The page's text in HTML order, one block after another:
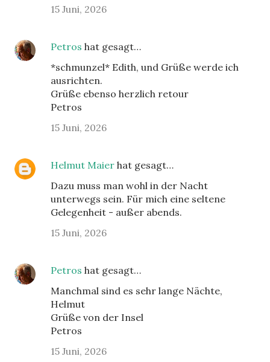
15 Juni, 2026
Petros hat gesagt…
*schmunzel* Edith, und Grüße werde ich
ausrichten.
Grüße ebenso herzlich retour
Petros
15 Juni, 2026
Helmut Maier hat gesagt…
Dazu muss man wohl in der Nacht
unterwegs sein. Für mich eine seltene
Gelegenheit - außer abends.
15 Juni, 2026
Petros hat gesagt…
Manchmal sind es sehr lange Nächte,
Helmut
Grüße von der Insel
Petros
15 Juni, 2026